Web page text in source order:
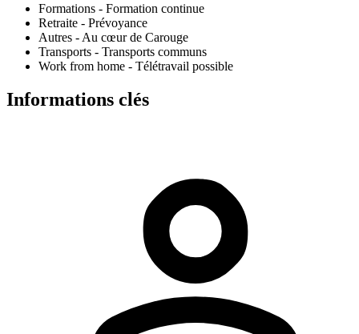
Formations - Formation continue
Retraite - Prévoyance
Autres - Au cœur de Carouge
Transports - Transports communs
Work from home - Télétravail possible
Informations clés